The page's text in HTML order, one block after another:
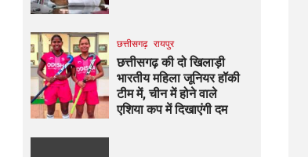
छत्तीसगढ़ रायपुर
छत्तीसगढ़ की दो खिलाड़ी
भारतीय महिला जूनियर हॉकी
टीम में, चीन में होने वाले
एशिया कप में दिखाएंगी दम